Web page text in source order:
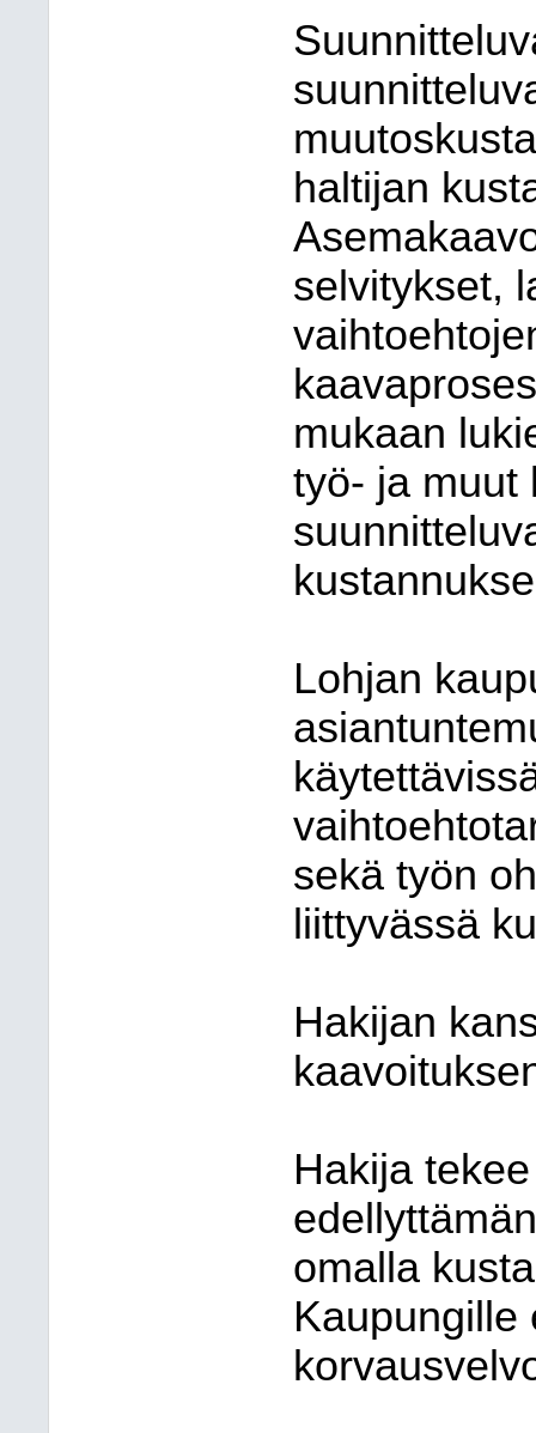
haltijan
selvitykset,
mukaan
työ- ja muut
Lohjan
sekä työn
liittyvässä
Hakijan
Hakija
omalla
Kaupungille